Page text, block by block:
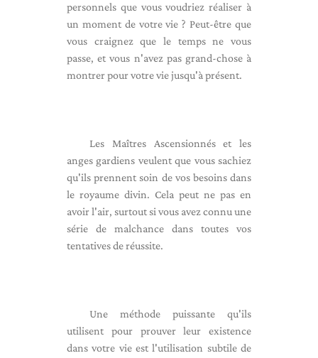
personnels que vous voudriez réaliser à
un moment de votre vie ? Peut-être que
vous craignez que le temps ne vous
passe, et vous n'avez pas grand-chose à
montrer pour votre vie jusqu'à présent.
Les Maîtres Ascensionnés et les
anges gardiens veulent que vous sachiez
qu'ils prennent soin de vos besoins dans
le royaume divin. Cela peut ne pas en
avoir l'air, surtout si vous avez connu une
série de malchance dans toutes vos
tentatives de réussite.
Une méthode puissante qu'ils
utilisent pour prouver leur existence
dans votre vie est l'utilisation subtile de